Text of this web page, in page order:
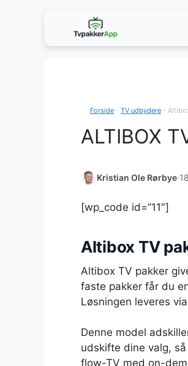
Forside - TV udbydere -
ALTIBOX
Kristian Ole Rørbye·
[wp_code id=”11″]
Altibox TV
Altibox TV pakker
faste pakker får du
Løsningen leveres
Denne model
udskifte dine valg,
flow-TV med on-